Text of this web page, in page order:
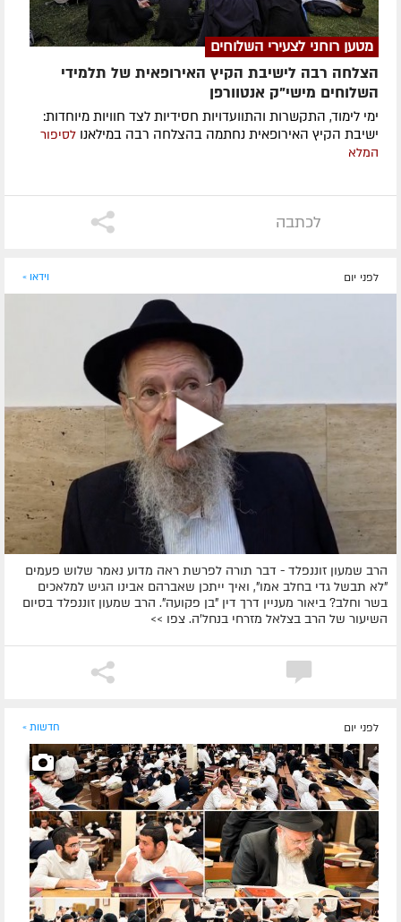
מטען רוחני לצעירי השלוחים
הצלחה רבה לישיבת הקיץ האירופאית של תלמידי
השלוחים מישי"ק אנטוורפן
ימי לימוד, התקשרות והתוועדויות חסידיות לצד חוויות מיוחדות:
ישיבת הקיץ האירופאית נחתמה בהצלחה רבה במילאנו לסיפור
המלא
לכתבה
לפני יום וידאו »
הרב שמעון זוננפלד - דבר תורה לפרשת ראה מדוע נאמר שלוש פעמים
"לא תבשל גדי בחלב אמו", ואיך ייתכן שאברהם אבינו הגיש למלאכים
בשר וחלב? ביאור מעניין דרך דין "בן פקועה". הרב שמעון זוננפלד בסיום
השיעור של הרב בצלאל מזרחי בנחל'ה. צפו >>
לפני יום חדשות »